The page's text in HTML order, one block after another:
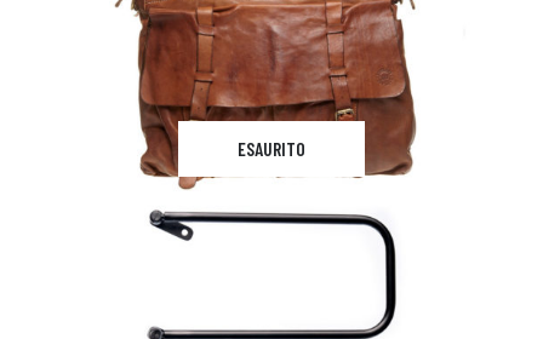
ESAURITO